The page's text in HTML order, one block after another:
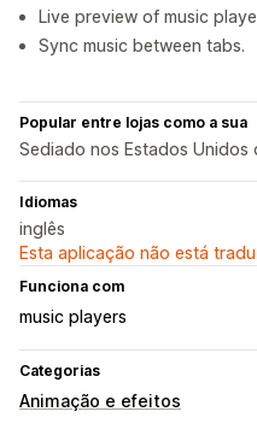
Live preview of music
Sync music between tabs.
Popular entre lojas como a sua
Sediado nos Estados Unidos
Idiomas
inglês
Esta aplicação não está
Funciona com
music players
Categorias
Animação e efeitos